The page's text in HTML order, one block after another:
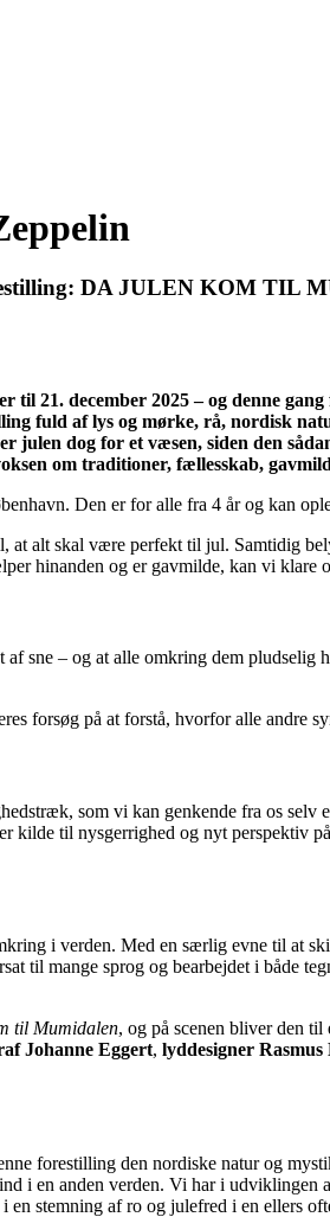
DA JULEN KOM TIL
21. december 2025 – og denne
fuld af lys og mørke, rå, nordisk
julen dog for et væsen, siden den
om traditioner, fællesskab,
Den er for alle fra 4 år og kan
at alt skal være perfekt til jul. Samtidig
hinanden og er gavmilde, kan vi klare
sne – og at alle omkring dem pludselig
forsøg på at forstå, hvorfor alle andre
som vi kan genkende fra os selv
kilde til nysgerrighed og nyt perspektiv
i verden. Med en særlig evne til at
til mange sprog og bearbejdet i både
til Mumidalen, og på scenen bliver den
Johanne Eggert, lyddesigner Rasmus
forestilling den nordiske natur og
i en anden verden. Vi har i udviklingen
en stemning af ro og julefred i en ellers